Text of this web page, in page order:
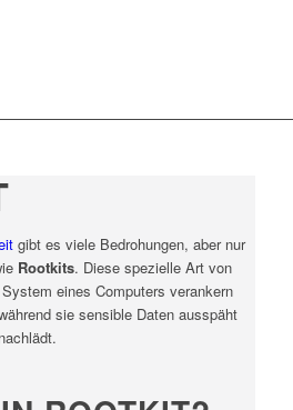
gibt es viele Bedrohungen, aber nur
Rootkits. Diese spezielle Art von
eines Computers verankern
sie sensible Daten ausspäht